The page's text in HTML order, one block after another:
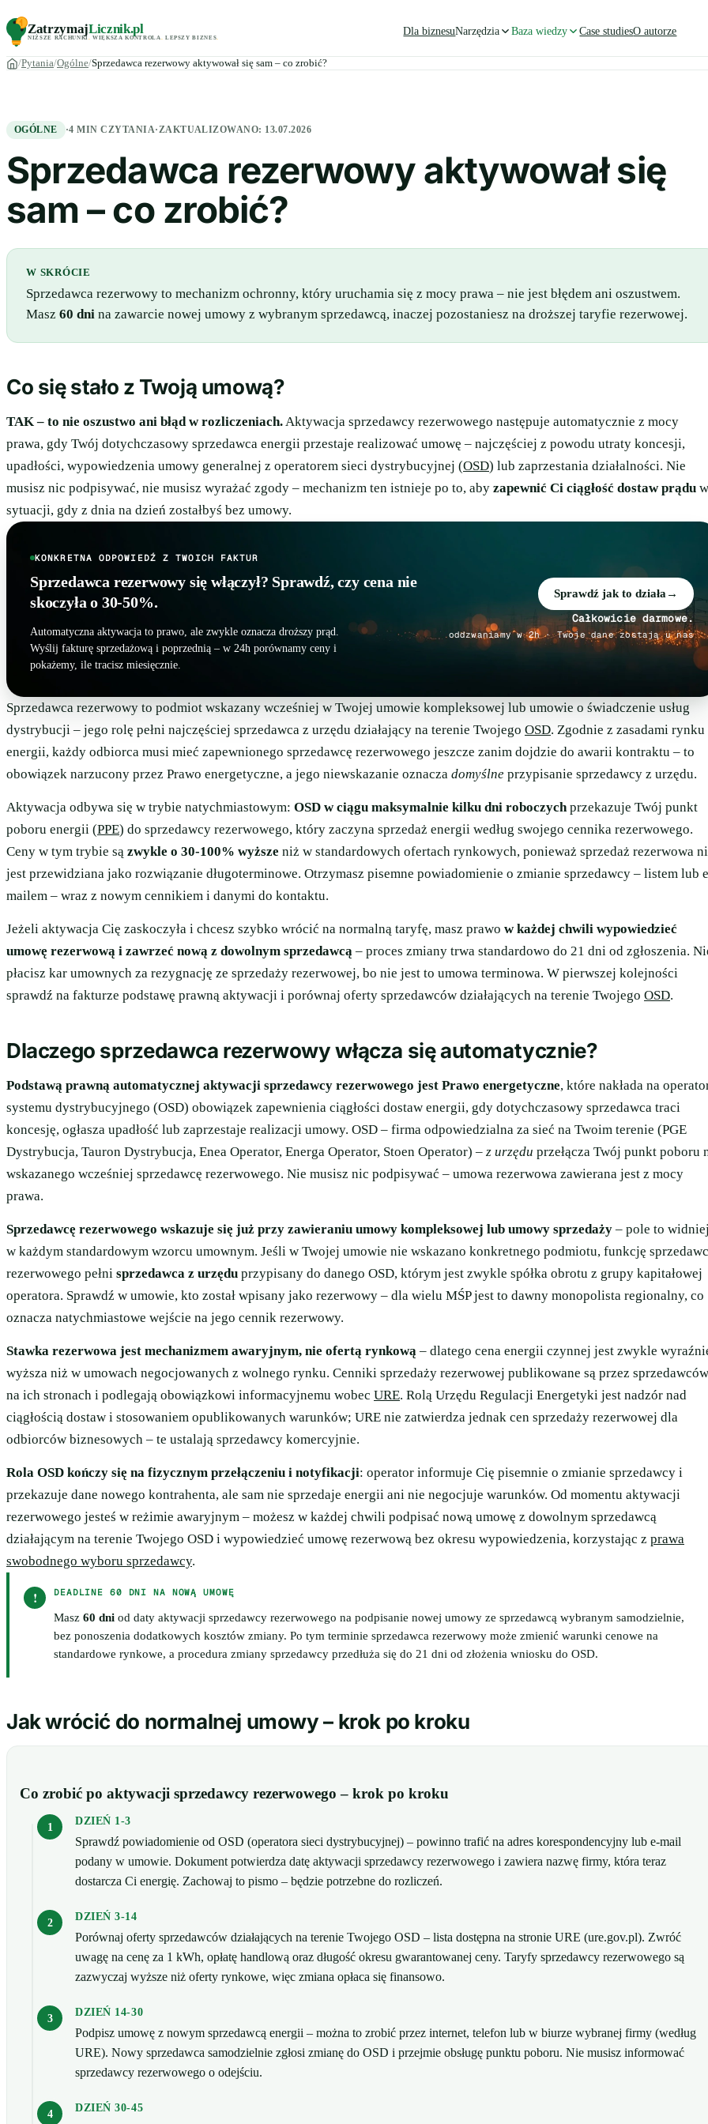
ZatrzymajLicznik.pl
NIŻSZE RACHUNKI WIĘKSZA KONTROLA LEPSZY BIZNES
Dla biznesuNarzędzia Baza wiedzy Case studiesO autorze
Pytania Ogólne Sprzedawca rezerwowy aktywował się sam – co zrobić?
OGÓLNE ·4 MIN CZYTANIA·ZAKTUALIZOWANO: 13.07.2026
Sprzedawca rezerwowy aktywował się
sam – co zrobić?
W SKRÓCIE
Sprzedawca rezerwowy to mechanizm ochronny, który uruchamia się z mocy prawa – nie jest błędem ani oszustwem.
Masz 60 dni na zawarcie nowej umowy z wybranym sprzedawcą, inaczej pozostaniesz na droższej taryfie rezerwowej.
Co się stało z Twoją umową?
TAK – to nie oszustwo ani błąd w rozliczeniach.Aktywacja sprzedawcy rezerwowego następuje automatycznie z mocy
prawa, gdy Twój dotychczasowy sprzedawca energii przestaje realizować umowę – najczęściej z powodu utraty koncesji,
upadłości, wypowiedzenia umowy generalnej z operatorem sieci dystrybucyjnej (OSD) lub zaprzestania działalności. Nie
musisz nic podpisywać, nie musisz wyrażać zgody – mechanizm ten istnieje po to, aby zapewnić Ci ciągłość dostaw prądu w
sytuacji, gdy z dnia na dzień zostałbyś bez umowy.
KONKRETNA ODPOWIEDŹ Z TWOICH FAKTUR
Sprzedawca rezerwowy się włączył? Sprawdź, czy cena nie
skoczyła o 30-50%.
Automatyczna aktywacja to prawo, ale zwykle oznacza droższy prąd.
Wyślij fakturę sprzedażową i poprzednią – w 24h porównamy ceny i
pokażemy, ile tracisz miesięcznie.
Sprawdź jak to działa →
Całkowicie darmowe.
oddzwaniamy w 2h · Twoje dane zostają u nas
Sprzedawca rezerwowy to podmiot wskazany wcześniej w Twojej umowie kompleksowej lub umowie o świadczenie usług
dystrybucji – jego rolę pełni najczęściej sprzedawca z urzędu działający na terenie Twojego OSD. Zgodnie z zasadami rynku
energii, każdy odbiorca musi mieć zapewnionego sprzedawcę rezerwowego jeszcze zanim dojdzie do awarii kontraktu – to
obowiązek narzucony przez Prawo energetyczne, a jego niewskazanie oznacza domyślne przypisanie sprzedawcy z urzędu.
Aktywacja odbywa się w trybie natychmiastowym: OSD w ciągu maksymalnie kilku dni roboczychprzekazuje Twój punkt
poboru energii (PPE) do sprzedawcy rezerwowego, który zaczyna sprzedaż energii według swojego cennika rezerwowego.
Ceny w tym trybie są zwykle o 30-100% wyższe niż w standardowych ofertach rynkowych, ponieważ sprzedaż rezerwowa
jest przewidziana jako rozwiązanie długoterminowe. Otrzymasz pisemne powiadomienie o zmianie sprzedawcy – listem lub
mailem – wraz z nowym cennikiem i danymi do kontaktu.
Jeżeli aktywacja Cię zaskoczyła i chcesz szybko wrócić na normalną taryfę, masz prawo w każdej chwili wypowiedzieć
umowę rezerwową i zawrzeć nową z dowolnym sprzedawcą – proces zmiany trwa standardowo do 21 dni od zgłoszenia.
płacisz kar umownych za rezygnację ze sprzedaży rezerwowej, bo nie jest to umowa terminowa. W pierwszej kolejności
sprawdź na fakturze podstawę prawną aktywacji i porównaj oferty sprzedawców działających na terenie Twojego OSD.
Dlaczego sprzedawca rezerwowy włącza się automatycznie?
Podstawą prawną automatycznej aktywacji sprzedawcy rezerwowego jest Prawo energetyczne, które nakłada na
systemu dystrybucyjnego (OSD) obowiązek zapewnienia ciągłości dostaw energii, gdy dotychczasowy sprzedawca traci
koncesję, ogłasza upadłość lub zaprzestaje realizacji umowy. OSD – firma odpowiedzialna za sieć na Twoim terenie (PGE
Dystrybucja, Tauron Dystrybucja, Enea Operator, Energa Operator, Stoen Operator) – z urzędu przełącza Twój punkt poboru
wskazanego wcześniej sprzedawcę rezerwowego. Nie musisz nic podpisywać – umowa rezerwowa zawierana jest z mocy
prawa.
Sprzedawcę rezerwowego wskazuje się już przy zawieraniu umowy kompleksowej lub umowy sprzedaży – pole to
w każdym standardowym wzorcu umownym. Jeśli w Twojej umowie nie wskazano konkretnego podmiotu, funkcję
rezerwowego pełni sprzedawca z urzędu przypisany do danego OSD, którym jest zwykle spółka obrotu z grupy kapitałowej
operatora. Sprawdź w umowie, kto został wpisany jako rezerwowy – dla wielu MŚP jest to dawny monopolista regionalny, co
oznacza natychmiastowe wejście na jego cennik rezerwowy.
Stawka rezerwowa jest mechanizmem awaryjnym, nie ofertą rynkową – dlatego cena energii czynnej jest zwykle
wyższa niż w umowach negocjowanych z wolnego rynku. Cenniki sprzedaży rezerwowej publikowane są przez sprzedawców
na ich stronach i podlegają obowiązkowi informacyjnemu wobec URE. Rolą Urzędu Regulacji Energetyki jest nadzór nad
ciągłością dostaw i stosowaniem opublikowanych warunków; URE nie zatwierdza jednak cen sprzedaży rezerwowej dla
odbiorców biznesowych – te ustalają sprzedawcy komercyjnie.
Rola OSD kończy się na fizycznym przełączeniu i notyfikacji: operator informuje Cię pisemnie o zmianie sprzedawcy i
przekazuje dane nowego kontrahenta, ale sam nie sprzedaje energii ani nie negocjuje warunków. Od momentu aktywacji
rezerwowego jesteś w reżimie awaryjnym – możesz w każdej chwili podpisać nową umowę z dowolnym sprzedawcą
działającym na terenie Twojego OSD i wypowiedzieć umowę rezerwową bez okresu wypowiedzenia, korzystając z prawa
swobodnego wyboru sprzedawcy.
! DEADLINE 60 DNI NA NOWĄ UMOWĘ
Masz 60 dni od daty aktywacji sprzedawcy rezerwowego na podpisanie nowej umowy ze sprzedawcą wybranym samodzielnie,
bez ponoszenia dodatkowych kosztów zmiany. Po tym terminie sprzedawca rezerwowy może zmienić warunki cenowe na
standardowe rynkowe, a procedura zmiany sprzedawcy przedłuża się do 21 dni od złożenia wniosku do OSD.
Jak wrócić do normalnej umowy – krok po kroku
Co zrobić po aktywacji sprzedawcy rezerwowego – krok po kroku
DZIEŃ 1-3
Sprawdź powiadomienie od OSD (operatora sieci dystrybucyjnej) – powinno trafić na adres korespondencyjny lub e-mail
podany w umowie. Dokument potwierdza datę aktywacji sprzedawcy rezerwowego i zawiera nazwę firmy, która teraz
dostarcza Ci energię. Zachowaj to pismo – będzie potrzebne do rozliczeń.
DZIEŃ 3-14
Porównaj oferty sprzedawców działających na terenie Twojego OSD – lista dostępna na stronie URE (ure.gov.pl). Zwróć
uwagę na cenę za 1 kWh, opłatę handlową oraz długość okresu gwarantowanej ceny. Taryfy sprzedawcy rezerwowego są
zazwyczaj wyższe niż oferty rynkowe, więc zmiana opłaca się finansowo.
DZIEŃ 14-30
Podpisz umowę z nowym sprzedawcą energii – można to zrobić przez internet, telefon lub w biurze wybranej firmy (według
URE). Nowy sprzedawca samodzielnie zgłosi zmianę do OSD i przejmie obsługę punktu poboru. Nie musisz informować
sprzedawcy rezerwowego o odejściu.
DZIEŃ 30-45